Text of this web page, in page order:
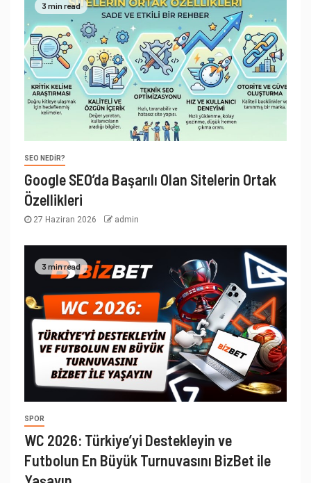
3 min read
SEO NEDIR?
Google SEO’da Başarılı Olan Sitelerin Ortak
Özellikleri
27 Haziran 2026 admin
3 min read
SPOR
WC 2026: Türkiye’yi Destekleyin ve
Futbolun En Büyük Turnuvasını BizBet ile